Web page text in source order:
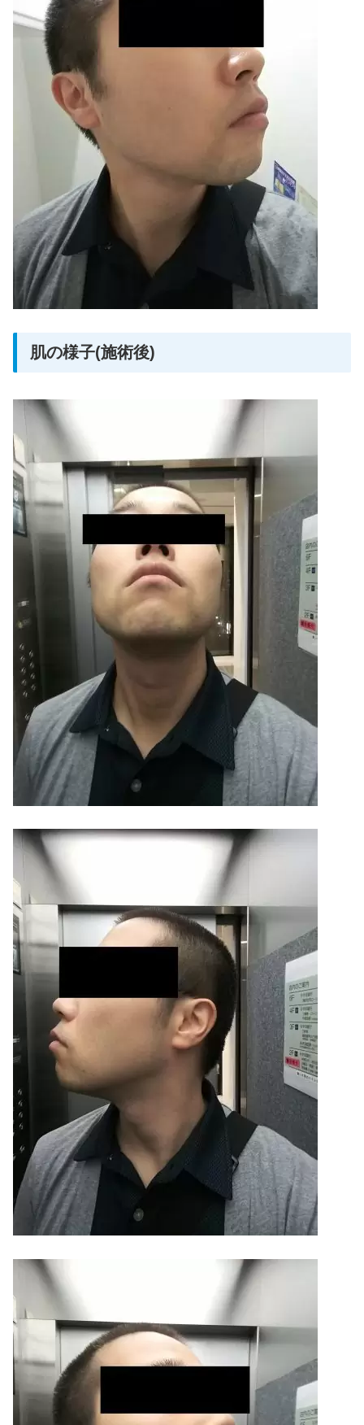
肌の様子(施術後)